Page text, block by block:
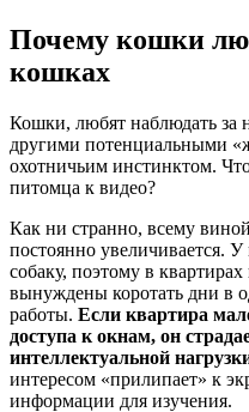
Почему кошки
кошках
Кошки, любят наблюдать за
другими потенциальными
охотничьим инстинктом.
питомца к видео?
Как ни странно, всему
постоянно увеличивается.
собаку, поэтому в
вынуждены коротать дни в
работы. Если квартира
доступа к окнам, он
интеллектуальной
интересом «прилипает» к
информации для изучения.